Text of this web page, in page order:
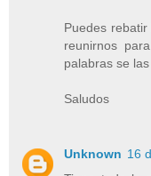
Puedes
reunirnos
palabras se
Saludos
Unknown 16